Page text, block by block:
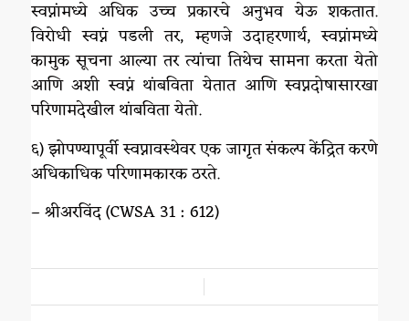
स्वप्नांमध्ये अधिक उच्च प्रकारचे अनुभव येऊ शकतात.
विरोधी स्वप्नं पडली तर, म्हणजे उदाहरणार्थ, स्वप्नांमध्ये
कामुक सूचना आल्या तर त्यांचा तिथेच सामना करता येतो
आणि अशी स्वप्नं थांबविता येतात आणि स्वप्नदोषासारखा
परिणामदेखील थांबविता येतो.
६) झोपण्यापूर्वी स्वप्नावस्थेवर एक जागृत संकल्प केंद्रित करणे
अधिकाधिक परिणामकारक ठरते.
– श्रीअरविंद (CWSA 31 : 612)